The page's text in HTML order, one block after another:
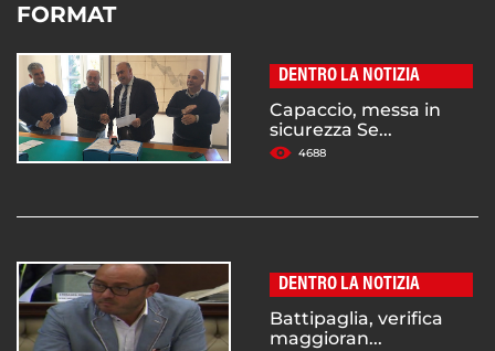
FORMAT
DENTRO LA NOTIZIA
Capaccio, messa in
sicurezza Se...
4688
DENTRO LA NOTIZIA
Battipaglia, verifica
maggioran...